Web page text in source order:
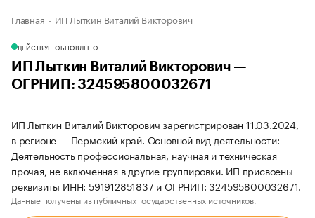
Главная ИП Лыткин Виталий Викторович
ДЕЙСТВУЕТОБНОВЛЕНО
ИП Лыткин Виталий Викторович —
ОГРНИП: 324595800032671
ИП Лыткин Виталий Викторович зарегистрирован 11.03.2024,
в регионе — Пермский край. Основной вид деятельности:
Деятельность профессиональная, научная и техническая
прочая, не включенная в другие группировки. ИП присвоены
реквизиты ИНН: 591912851837 и ОГРНИП: 324595800032671.
Данные получены из публичных государственных источников.